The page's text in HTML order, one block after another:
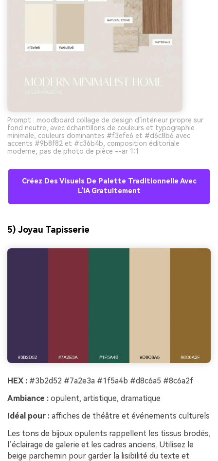
Prompt : moodboard collage de design d’intérieur propre sur
fond neutre, avec échantillons de couleurs et typographie
minimale, couleurs dominantes #f3efe6 et #d6c8b6 avec
accents #9b8f82 et #c36b4b, composition éditoriale
moderne, pas de photo de pièce --ar 1:1
Créez Des Visuels De Palette Traditionnelle Avec
L’IA Gratuitement
5) Joyau Tapisserie
HEX : #3b2d52 #7a2e3a #1f5a4b #d8c6a5 #8c6a2f
Ambiance : opulent, artistique, dramatique
Idéal pour : affiches de théâtre et événements culturels
Les tons de bijoux opulents rappellent les tissus brodés,
l’éclairage de galerie et les cadres anciens. Utilisez le
beige parchemin pour garder la lisibilité du texte et